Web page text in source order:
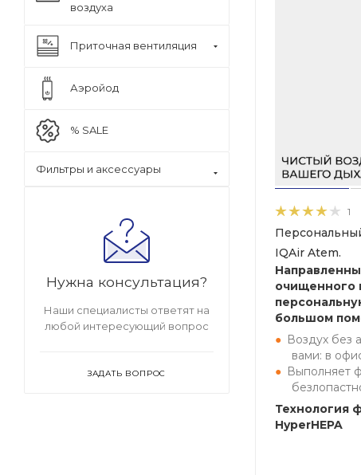
1
IQAir Atem.
очищенного
большом
Воздух без
вами: в
Выполняет
Технология
HyperHEPA
воздуха
Приточная вентиляция
Аэройод
% SALE
Фильтры и аксессуары
Нужна консультация?
Наши специалисты ответят на
любой интересующий вопрос
ЗАДАТЬ ВОПРОС